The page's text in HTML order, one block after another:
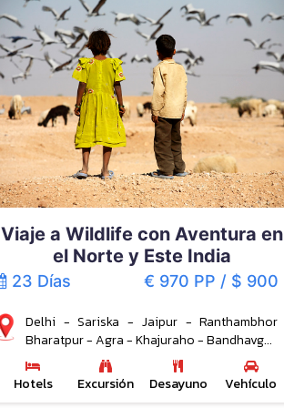
Viaje a Wildlife con Aventura en
el Norte y Este India
23 Días € 970 PP / $ 900
Delhi - Sariska - Jaipur -
Bharatpur - Agra - Khajuraho - Bandhavg...
Hotels Excursión Desayuno Vehículo